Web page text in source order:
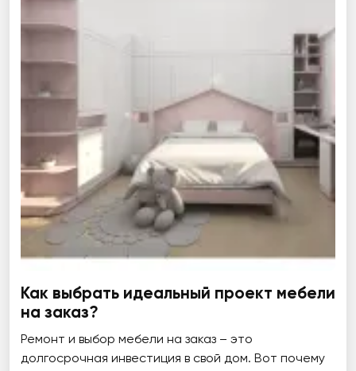
Как выбрать идеальный проект мебели
на заказ?
Ремонт и выбор мебели на заказ – это
долгосрочная инвестиция в свой дом. Вот почему